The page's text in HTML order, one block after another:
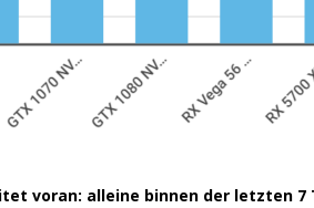
voran: alleine binnen der letzten